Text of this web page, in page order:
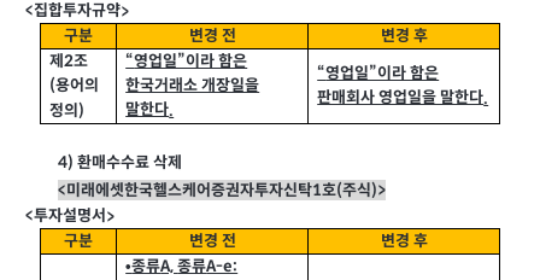
<집합투자규약>
구분
변경 전
변경 후
제2조
(용어의
정의 )
“영업일”이라 함은
한국거래소 개장일을
말한다.
“영업일”이라 함은
판매회사 영업일을 말한다.
4) 환매수수료 삭제
<미래에셋한국헬스케어증권자투자신탁1호(주식)>
<투자설명서 >
구분
변경 전 변경 후
•종류A,종류A-e: